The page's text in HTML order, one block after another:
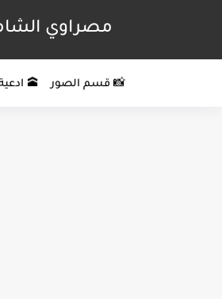
مصراوي
📸 قسم الصور 🕋